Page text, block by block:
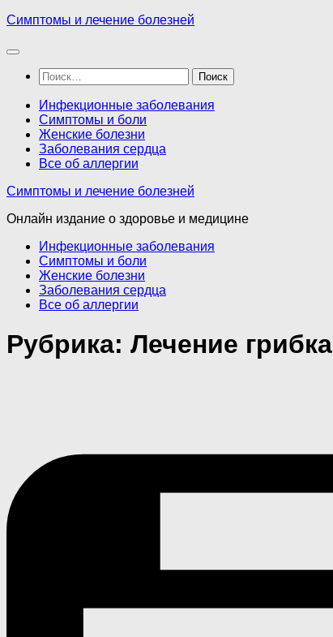
Перейти
содержимому
Симптомы и лечение болезней
Найти:
Инфекционные заболевания
Симптомы и боли
Женские болезни
Заболевания сердца
Все об аллергии
Симптомы и лечение болезней
Онлайн издание о здоровье и медицине
Инфекционные заболевания
Симптомы и боли
Женские болезни
Заболевания сердца
Все об аллергии
Рубрика: Лечение грибка